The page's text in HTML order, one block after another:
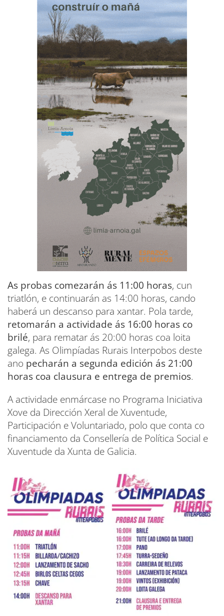
As probas comezarán ás 11:00 horas, cun
triatlón, e continuarán as 14:00 horas, cando
haberá un descanso para xantar. Pola tarde,
retomarán a actividade ás 16:00 horas co
brilé, para rematar ás 20:00 horas coa loita
galega. As Olimpíadas Rurais Interpobos deste
ano pecharán a segunda edición ás 21:00
horas coa clausura e entrega de premios.
A actividade enmárcase no Programa Iniciativa
Xove da Dirección Xeral de Xuventude,
Participación e Voluntariado, polo que conta co
financiamento da Consellería de Política Social e
Xuventude da Xunta de Galicia.